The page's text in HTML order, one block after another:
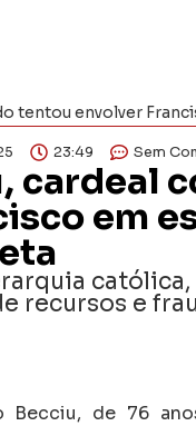
tentou envolver
23:49 Sem
cardeal
em
recursos e
Becciu, de 76